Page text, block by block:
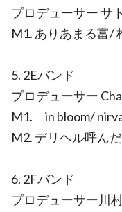
プロデューサー サ
M1. ありあまる富/
5. 2Eバンド
プロデューサー
M1. in bloom/
M2. デリヘル呼ん
6. 2Fバンド
プロデューサー川